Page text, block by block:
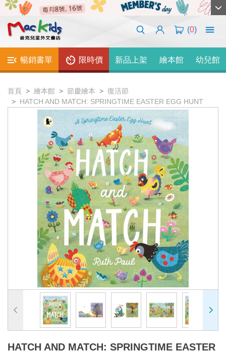
(0)
暢銷書單 限時價 新品上架 繪本館 幼兒館
首頁 繪本館 節慶繪本
復活節
HATCH AND MATCH: SPRINGTIME EASTER EGG HUNT
HATCH AND MATCH: SPRINGTIME EASTER